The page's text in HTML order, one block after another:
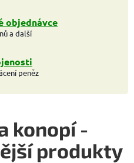
objednávce
a další
peněz
konopí -
produkty